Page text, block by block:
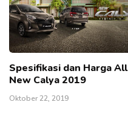
Spesifikasi dan Harga All
New Calya 2019
Oktober 22, 2019